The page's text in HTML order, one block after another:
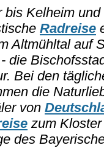
bis Kelheim
Radreise
Altmühltal auf
die
Bei den
die
von
zum
des